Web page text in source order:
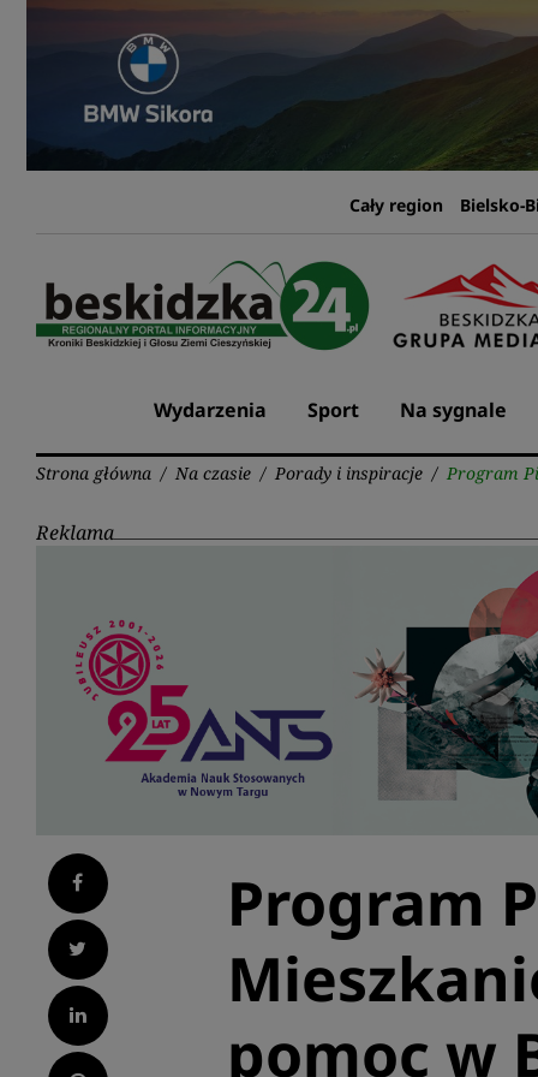
Przejdź
Cały region Bielsko-
Wydarzenia Sport Na sygnale
Strona główna / Na czasie / Porady i inspiracje / Program
Reklama
Facebook
Twitter
LinkedIn
Program
pomoc w